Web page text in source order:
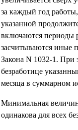
за каждый год
указанной
включаются периоды
засчитываются иные
Закона N 1032-1. При
безработице
месяца в суммарном
Минимальная
одинакова для всех